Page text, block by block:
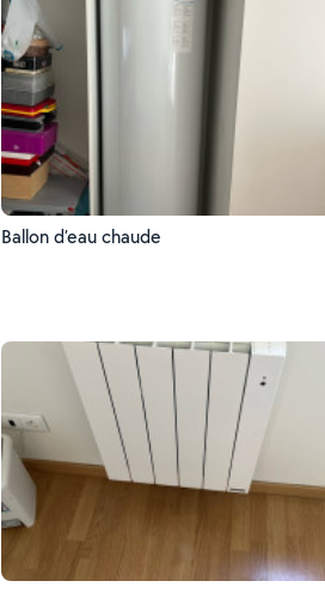
Ballon d’eau chaude